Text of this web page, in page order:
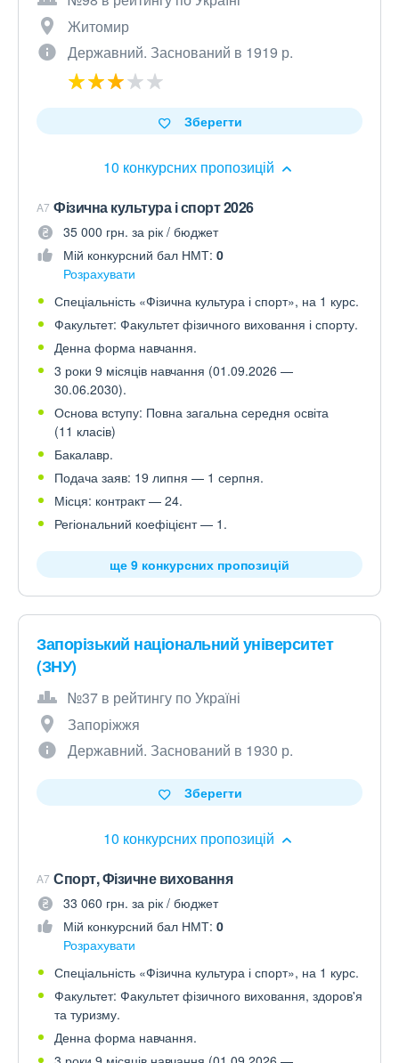
Житомир
Державний. Заснований в 1919 р.
10 конкурсних пропозицій
Зберегти
A7 Фізична культура і спорт 2026
35 000 грн. за рік / бюджет
Мій конкурсний бал НМТ: 0
Розрахувати
Спеціальність «Фізична культура і спорт», на 1 курс.
Факультет: Факультет фізичного виховання і спорту.
Денна форма навчання.
3 роки 9 місяців навчання (01.09.2026 —
30.06.2030).
Основа вступу: Повна загальна середня освіта
(11 класів)
Бакалавр.
Подача заяв: 19 липня — 1 серпня.
Місця: контракт — 24.
Регіональний коефіцієнт — 1.
ще 9 конкурсних пропозицій
Запорізький національний університет
(ЗНУ)
№37 в рейтингу по Україні
Запоріжжя
Державний. Заснований в 1930 р.
10 конкурсних пропозицій
Зберегти
A7 Спорт, Фізичне виховання
33 060 грн. за рік / бюджет
Мій конкурсний бал НМТ: 0
Розрахувати
Спеціальність «Фізична культура і спорт», на 1 курс.
Факультет: Факультет фізичного виховання, здоров'я
та туризму.
Денна форма навчання.